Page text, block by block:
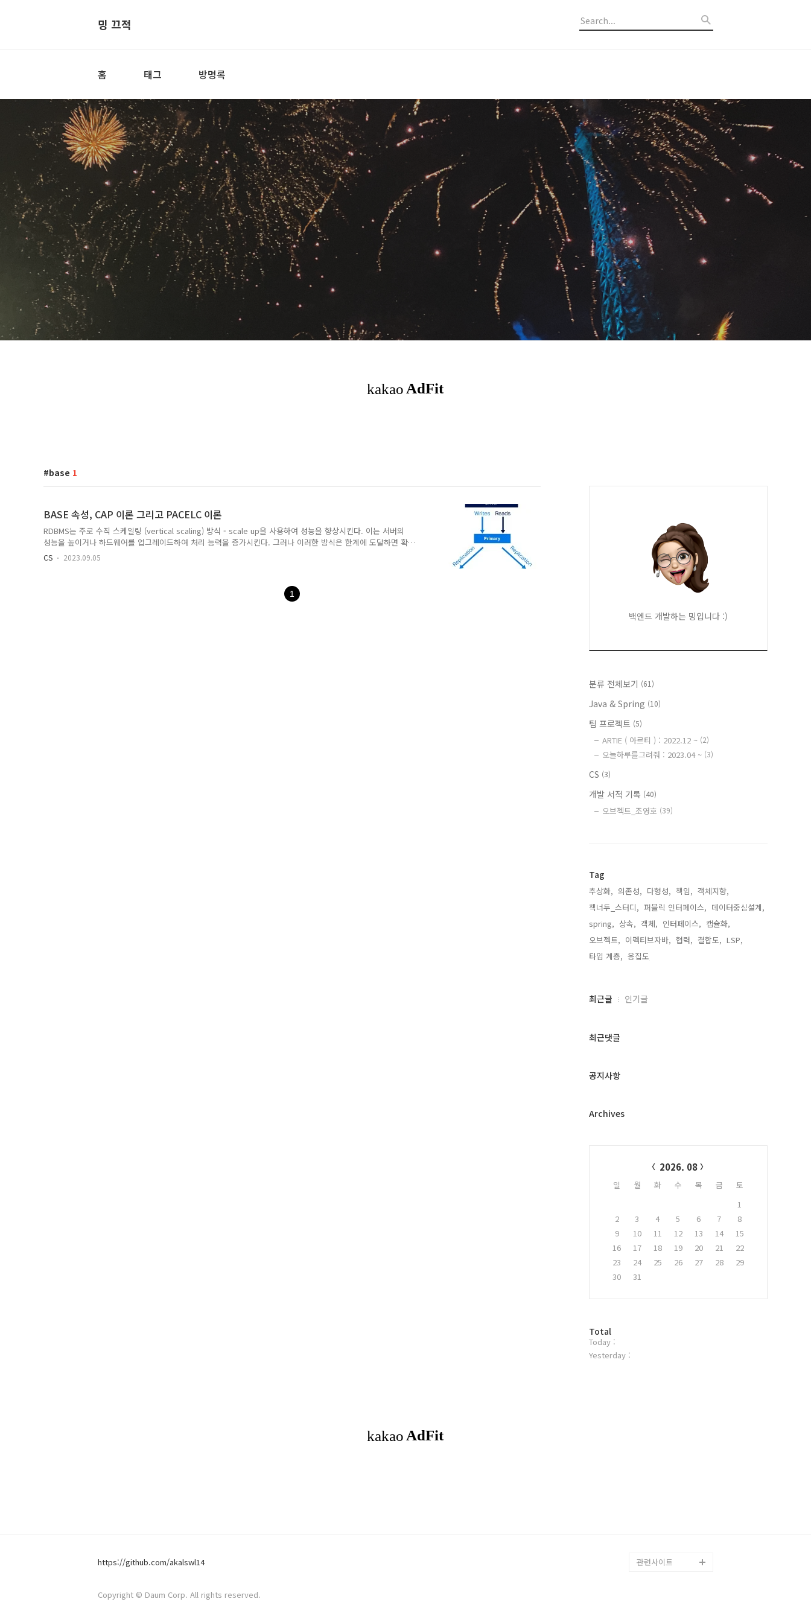
밍 끄적
홈 태그 방명록
base 1
BASE 속성, CAP 이론 그리고 PACELC 이론
RDBMS는 주로 수직 스케일링 (vertical scaling) 방식 - scale up을 사용하여 성능을 향상시킨다. 이는 서버의
성능을 높이거나 하드웨어를 업그레이드하여 처리 능력을 증가시킨다. 그러나 이러한 방식은 한계에 도달하면 확
장성이 제한된다. NoSQL 데이터베이스는 수평 스케일링 (horizontal scaling) - scale out을 지원한다. 데이터
가용성 덕분에 NoSQL이 분산 처리에 더 적합하다. BASE 속성 RDBMS는 트랜잭션에 대한 ACID 속..
CS 2023.09.05
1
백엔드 개발하는 밍입니다 :)
분류 전체보기 (61)
Java & Spring (10)
팀 프로젝트 (5)
ARTIE ( 아르티 ) : 2022.12 ~ (2)
오늘하루를그려줘 : 2023.04 ~ (3)
CS (3)
개발 서적 기록 (40)
오브젝트_조영호 (39)
Tag
추상화, 의존성, 다형성, 책임, 객체지향,
책너두_스터디, 퍼블릭 인터페이스, 데이터중심설계,
spring, 상속, 객체, 인터페이스, 캡슐화,
오브젝트, 이펙티브자바, 협력, 결합도, LSP,
타입 계층, 응집도,
최
과
글
최근글 인기글
최근댓글
공지사항
Archives
2026. 08
일 월 화 수 목 금
토
1
2
3 4 5 6 7
8
9
10 11 12 13 14
15
16
17 18 19 20 21
22
23
24 25 26 27 28
29
30
31
방
문
자
Total
Today :
Yesterday :
https://github.com/akalswl14
Copyright © Daum Corp. All rights reserved.
관련사이트